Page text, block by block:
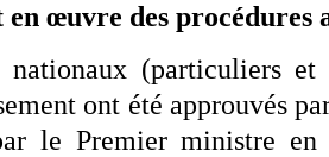
en œuvre des procédures
nationaux (particuliers
ont été approuvés
le Premier ministre en